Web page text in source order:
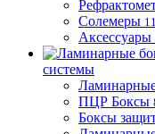
Солемеры 11
Аксессуары
системы
ПЦР Боксы
Боксы